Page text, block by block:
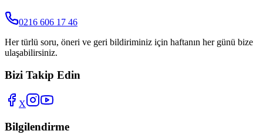
0216 606 17 46
Her türlü soru, öneri ve geri bildiriminiz için haftanın her günü bize
ulaşabilirsiniz.
Bizi Takip Edin
X
Bilgilendirme